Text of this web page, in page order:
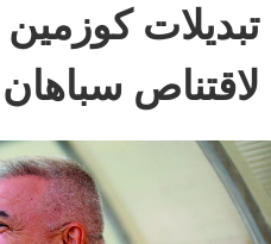
تبديلات
لاقتناص سباهان